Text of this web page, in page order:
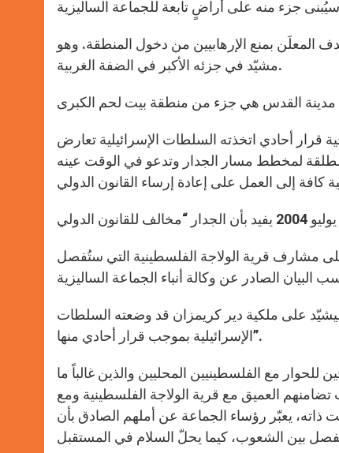
المعلَن بمنع الإرهابيين من دخول المنطقة. وهو
مشيّد في جزئه الأكبر في الضفة الغربية.
قرار أحادي اتخذته السلطات الإسرائيلية تعارض
لمخطط مسار الجدار وتدعو في الوقت عينه
مشارف قرية الولاجة الفلسطينية التي ستُفصل
على ملكية دير كريمزان قد وضعته السلطات
الإسرائيلية بموجب قرار أحادي منها”.
للحوار مع الفلسطينيين المحليين والذين غالباً ما
العميق مع قرية الولاجة الفلسطينية ومع
ذاته، يعبّر رؤساء الجماعة عن أملهم الصادق بأن